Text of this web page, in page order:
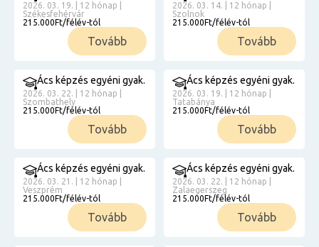
2026. 03. 19. | 12 hónap |
Székesfehérvár
215.000Ft/félév-tól
Tovább
2026. 03. 14. | 12 hónap |
Szolnok
215.000Ft/félév-tól
Tovább
Ács képzés egyéni gyak.
2026. 03. 22. | 12 hónap |
Szombathely
215.000Ft/félév-tól
Tovább
Ács képzés egyéni gyak.
2026. 03. 19. | 12 hónap |
Tatabánya
215.000Ft/félév-tól
Tovább
Ács képzés egyéni gyak.
2026. 03. 21. | 12 hónap |
Veszprém
215.000Ft/félév-tól
Tovább
Ács képzés egyéni gyak.
2026. 03. 22. | 12 hónap |
Zalaegerszeg
215.000Ft/félév-tól
Tovább